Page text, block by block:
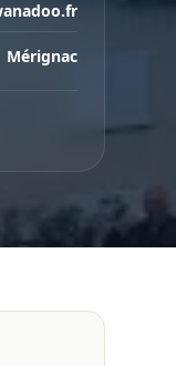
Mérignac